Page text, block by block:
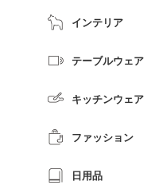
インテリア
テーブルウェア
キッチンウェア
ファッション
日用品